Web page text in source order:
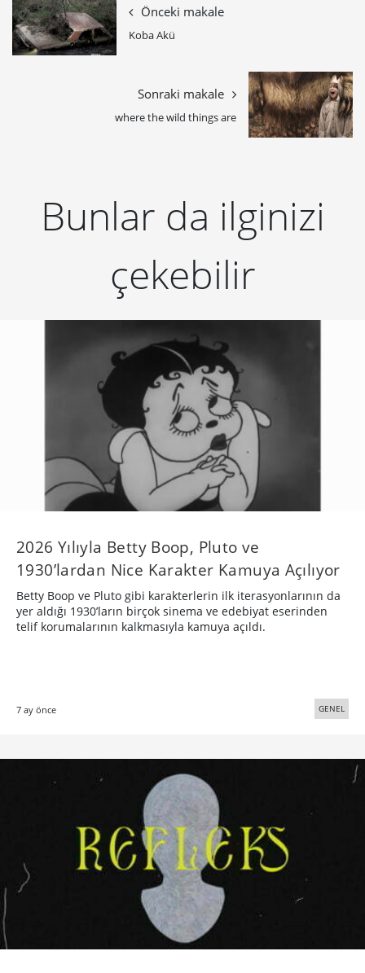
Önceki makale
Koba Akü
Sonraki makale
where the wild things are
Bunlar da ilginizi
çekebilir
2026 Yılıyla Betty Boop, Pluto ve
1930’lardan Nice Karakter Kamuya Açılıyor
Betty Boop ve Pluto gibi karakterlerin ilk iterasyonlarının da
yer aldığı 1930’ların birçok sinema ve edebiyat eserinden
telif korumalarının kalkmasıyla kamuya açıldı.
7 ay önce GENEL